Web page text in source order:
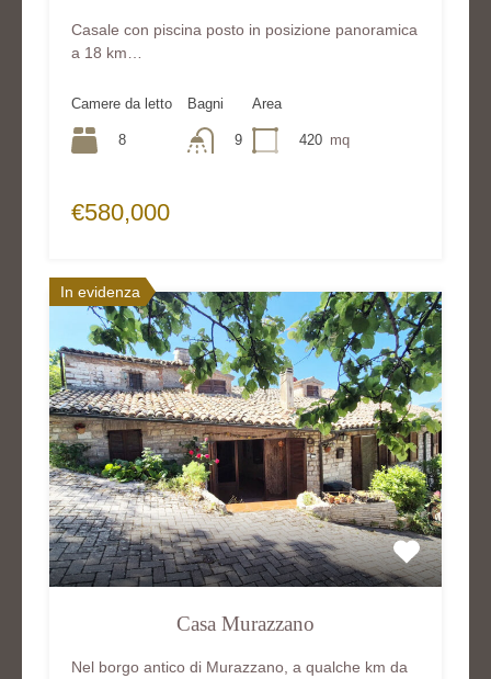
Casale con piscina posto in posizione panoramica
a 18 km…
Camere da letto
8
Bagni
9
Area
420 mq
€580,000
In evidenza
Casa Murazzano
Nel borgo antico di Murazzano, a qualche km da